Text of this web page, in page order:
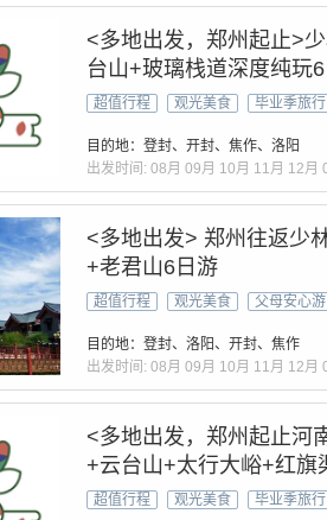
<多地出发，郑州起止>
台山+玻璃栈道深度纯玩
超值行程 观光美食 毕业季旅行
目的地：登封、开封、焦作、洛阳
出发时间: 08月 09月 10月 11月 12月
<多地出发> 郑州往返少
+老君山6日游
超值行程 观光美食 父母安心游
目的地：登封、洛阳、开封、焦作
出发时间: 08月 09月 10月 11月 12月
<多地出发，郑州起止河
+云台山+太行大峪+红旗
+开封付+小宋城
超值行程 观光美食 毕业季旅行